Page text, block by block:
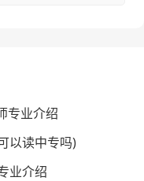
专业介绍
以读中专吗)
业介绍